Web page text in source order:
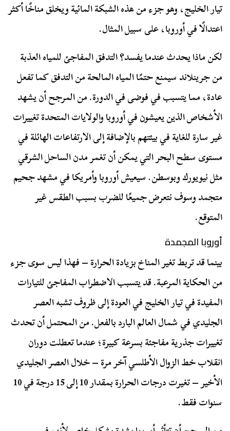
تيار الخليج، وهو جزء من هذه الشبكة المائية ويخلق مناخًا أكثر
اعتدالًا في أوروبا، على سبيل المثال.
لكن ماذا يحدث عندما يفسد؟ التدفق المفاجئ للمياه العذبة
من جرينلاند سيمنع حتمًا المياه المالحة من التدفق كما تفعل
عادة، مما يتسبب في فوضى في الدورة. من المرجح أن يشهد
الأشخاص الذين يعيشون في أوروبا والولايات المتحدة تغييرات
غير سارة للغاية في بيئتهم بالإضافة إلى الارتفاعات الهائلة في
مستوى سطح البحر التي يمكن أن تغمر مدن الساحل الشرقي
مثل نيويورك وبوسطن. سيعيش أوروبا وأمريكا في مشهد جحيم
متجمد وسوف نتعرض جميعًا للضرب بسبب الطقس غير
المتوقع.
أوروبا المجمدة
بينما قد تربط تغير المناخ بزيادة الحرارة – فهذا ليس سوى جزء
من الحكاية المرعبة. قد يتسبب الاضطراب المفاجئ للتيارات
المفيدة في تيار الخليج في العودة إلى ظروف تشبه العصر
الجليدي في شمال العالم البارد بالفعل. من المحتمل أن تحدث
تغييرات جذرية مفاجئة بسرعة كبيرة؛ عندما تعطلت دوران
انقلاب خط الزوال الأطلسي آخر مرة – خلال العصر الجليدي
الأخير – تغيرت درجات الحرارة بمقدار 10 إلى 15 درجة في 10
سنوات فقط.